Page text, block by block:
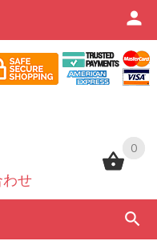
0
わせ
0